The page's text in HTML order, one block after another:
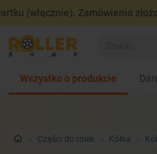
(włącznie). Zamówienia
Сzęści do rolek Kółka
Wszystko o produkcie